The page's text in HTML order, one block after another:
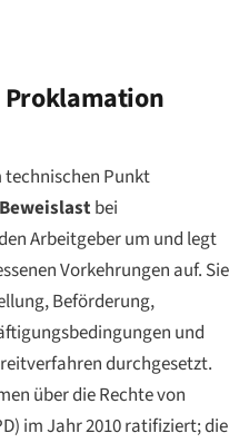
Proklamation
technischen Punkt
bei
Arbeitgeber um und legt
Vorkehrungen auf. Sie
Beförderung,
und
durchgesetzt.
über die Rechte von
im Jahr 2010 ratifiziert; die